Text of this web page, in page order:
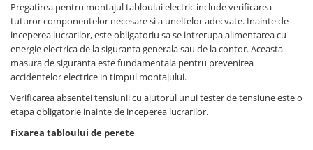
Pregatirea pentru montajul tabloului electric include verificarea
tuturor componentelor necesare si a uneltelor adecvate. Inainte de
inceperea lucrarilor, este obligatoriu sa se intrerupa alimentarea cu
energie electrica de la siguranta generala sau de la contor. Aceasta
masura de siguranta este fundamentala pentru prevenirea
accidentelor electrice in timpul montajului.
Verificarea absentei tensiunii cu ajutorul unui tester de tensiune este o
etapa obligatorie inainte de inceperea lucrarilor.
Fixarea tabloului de perete